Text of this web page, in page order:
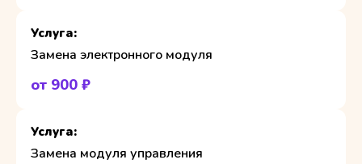
Замена электронного модуля
от 900 ₽
Замена модуля управления